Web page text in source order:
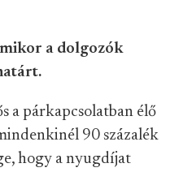
a dolgozók
a párkapcsolatban élő
90 százalék
hogy a nyugdíjat